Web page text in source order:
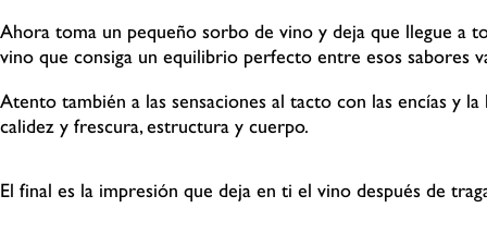
Ahora toma un pequeño sorbo de vino y deja que llegue a
vino que consiga un equilibrio perfecto entre esos sabores
Atento también a las sensaciones al tacto con las encías y la
calidez y frescura, estructura y cuerpo.
El final es la impresión que deja en ti el vino después de